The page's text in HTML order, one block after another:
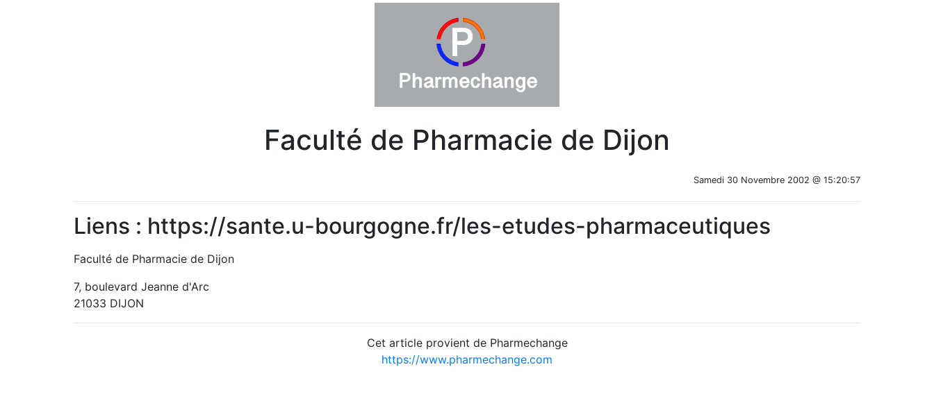
Faculté de Pharmacie de Dijon
Samedi 30 Novembre 2002 @ 15:20:57
Liens : https://sante.u-bourgogne.fr/les-etudes-pharmaceutiques
Faculté de Pharmacie de Dijon
7, boulevard Jeanne d'Arc
21033 DIJON
Cet article provient de Pharmechange
https://www.pharmechange.com